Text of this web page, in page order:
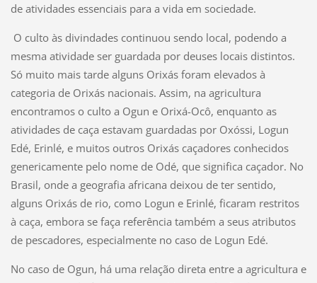
de atividades essenciais para a vida em sociedade.
O culto às divindades continuou sendo local, podendo a
mesma atividade ser guardada por deuses locais distintos.
Só muito mais tarde alguns Orixás foram elevados à
categoria de Orixás nacionais. Assim, na agricultura
encontramos o culto a Ogun e Orixá-Ocô, enquanto as
atividades de caça estavam guardadas por Oxóssi, Logun
Edé, Erinlé, e muitos outros Orixás caçadores conhecidos
genericamente pelo nome de Odé, que significa caçador. No
Brasil, onde a geografia africana deixou de ter sentido,
alguns Orixás de rio, como Logun e Erinlé, ficaram restritos
à caça, embora se faça referência também a seus atributos
de pescadores, especialmente no caso de Logun Edé.
No caso de Ogun, há uma relação direta entre a agricultura e